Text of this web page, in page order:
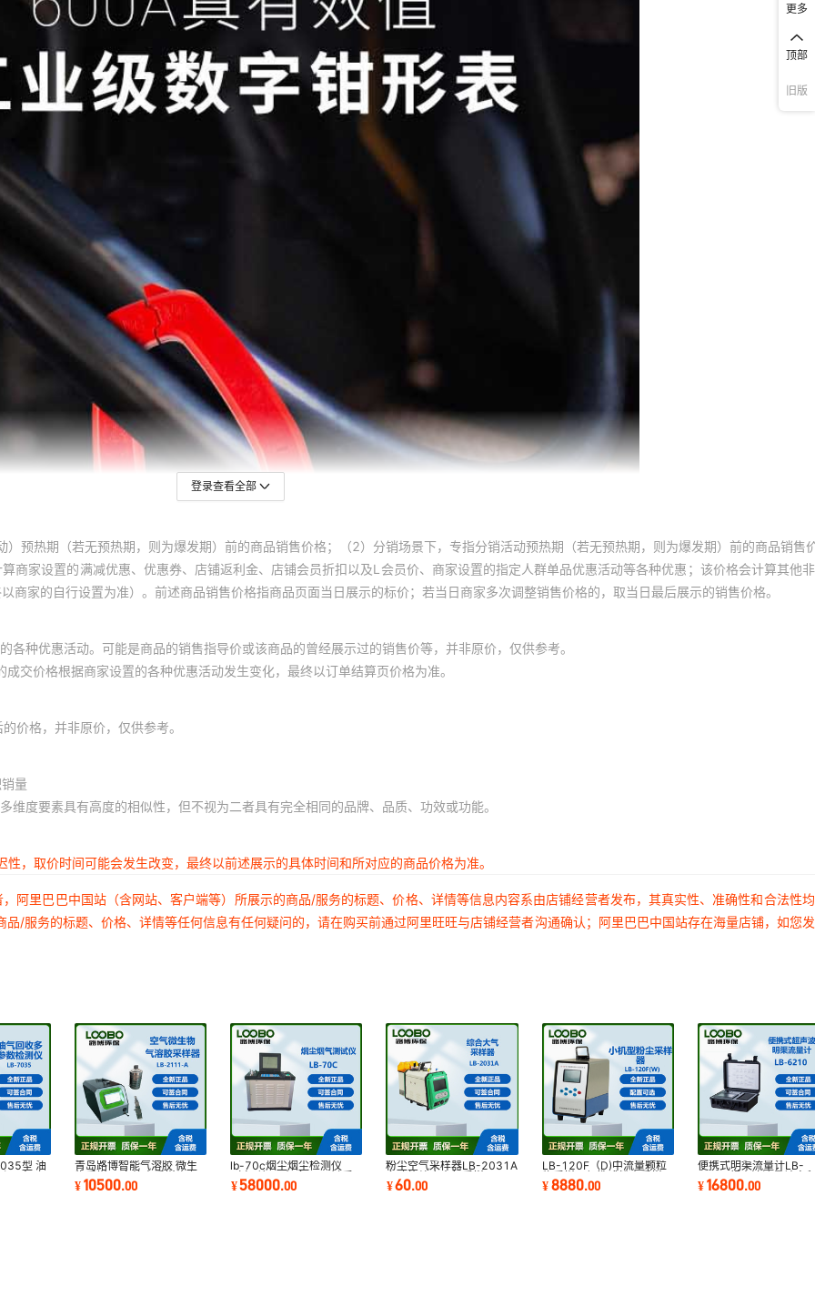
登录查看全部
预热期（若无预热期，则为爆发期）前的商品销售价格；（2）分销场景下，专指分销活动预热期（若无预热期，则为爆发期）前的商品销售
商家设置的满减优惠、优惠券、店铺返利金、店铺会员折扣以及L会员价、商家设置的指定人群单品优惠活动等各种优惠；该价格会计算其他
家的自行设置为准）。前述商品销售价格指商品页面当日展示的标价；若当日商家多次调整销售价格的，取当日最后展示的销售价格。
种优惠活动。可能是商品的销售指导价或该商品的曾经展示过的销售价等，并非原价，仅供参考。
交价格根据商家设置的各种优惠活动发生变化，最终以订单结算页价格为准。
价格，并非原价，仅供参考。
量
度要素具有高度的相似性，但不视为二者具有完全相同的品牌、品质、功效或功能。
，取价时间可能会发生改变，最终以前述展示的具体时间和所对应的商品价格为准。
阿里巴巴中国站（含网站、客户端等）所展示的商品/服务的标题、价格、详情等信息内容系由店铺经营者发布，其真实性、准确性和合法性
/服务的标题、价格、详情等任何信息有任何疑问的，请在购买前通过阿里旺旺与店铺经营者沟通确认；阿里巴巴中国站存在海量店铺，如您
型 油
青岛路博智能气溶胶 微生
物采样器 安德森采样头 恒
流采样
¥10500.00
lb-70c烟尘烟尘检测仪
（自动）一机多用 一键采
样 过载保护
¥58000.00
粉尘空气采样器LB-2031A
多功能综合大气采样器
¥60.00
LB-120F（D)中流量颗粒
物采样器便携式粉尘采样仪
锂电池
¥8880.00
便携式明渠流量计LB-
6210 超声波流量计容
流量计
¥16800.00
更多
顶部
旧版